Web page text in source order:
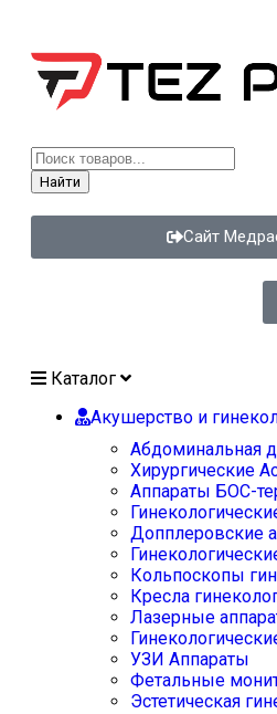
Найти
Сайт
Каталог
Акушерство и
Абдоминальная
Хирургические
Аппараты БОС-
Допплеровские
Кольпоскопы
Кресла
Лазерные
УЗИ Аппараты
Фетальные
Эстетическая